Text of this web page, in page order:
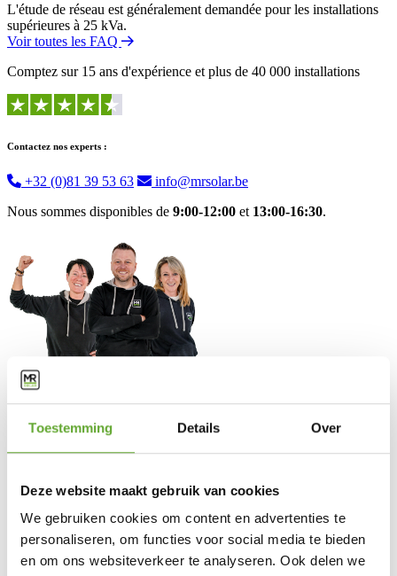
Toestemming Details Over
Deze website maakt gebruik van cookies
We gebruiken cookies om content en advertenties te
personaliseren, om functies voor social media te bieden
en om ons websiteverkeer te analyseren. Ook delen we
L'étude de réseau est généralement demandée pour les installations
supérieures à 25 kVa.
Voir toutes les FAQ
Comptez sur 15 ans d'expérience et plus de 40 000 installations
Contactez nos experts :
+32 (0)81 39 53 63
info@mrsolar.be
Nous sommes disponibles de 9:00-12:00 et 13:00-16:30.
Solutions
Bornes de recharge industrielles
BESS
Energy Management System
Service client
FAQ